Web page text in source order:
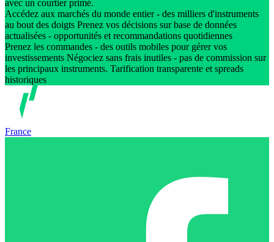
avec un courtier primé.
Accédez aux marchés du monde entier - des milliers d'instruments
au bout des doigts Prenez vos décisions sur base de données
actualisées - opportunités et recommandations quotidiennes
Prenez les commandes - des outils mobiles pour gérer vos
investissements Négociez sans frais inutiles - pas de commission sur
les principaux instruments. Tarification transparente et spreads
historiques
France